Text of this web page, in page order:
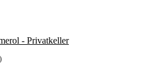
- Privatkeller